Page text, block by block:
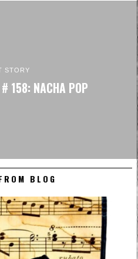
STORY
# 158: NACHA POP
BLOG